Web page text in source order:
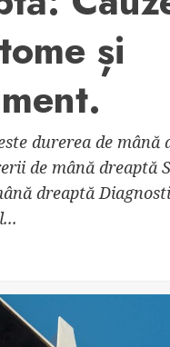
și
durerea de mână
de mână dreaptă
dreaptă